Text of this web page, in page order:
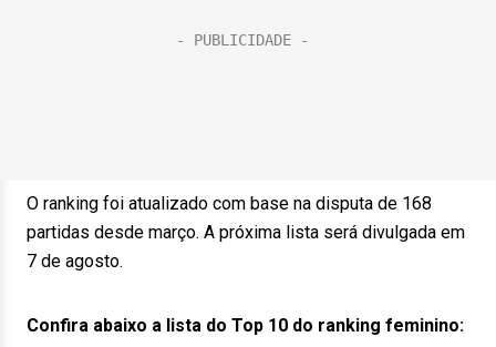
O ranking foi atualizado com base na disputa de 168
partidas desde março. A próxima lista será divulgada em
7 de agosto.
Confira abaixo a lista do Top 10 do ranking feminino: